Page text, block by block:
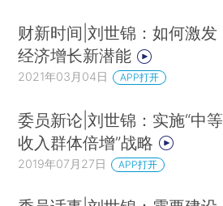
财新时间|刘世锦：如何激发
经济增长新潜能
2021年03月04日 APP打开
委员新论|刘世锦：实施“中等
收入群体倍增”战略
2019年07月27日 APP打开